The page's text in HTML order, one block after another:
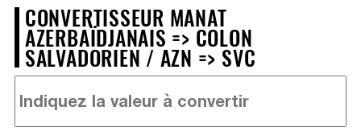
CONVERTISSEUR MANAT
AZERBAÏDJANAIS => COLON
SALVADORIEN / AZN => SVC